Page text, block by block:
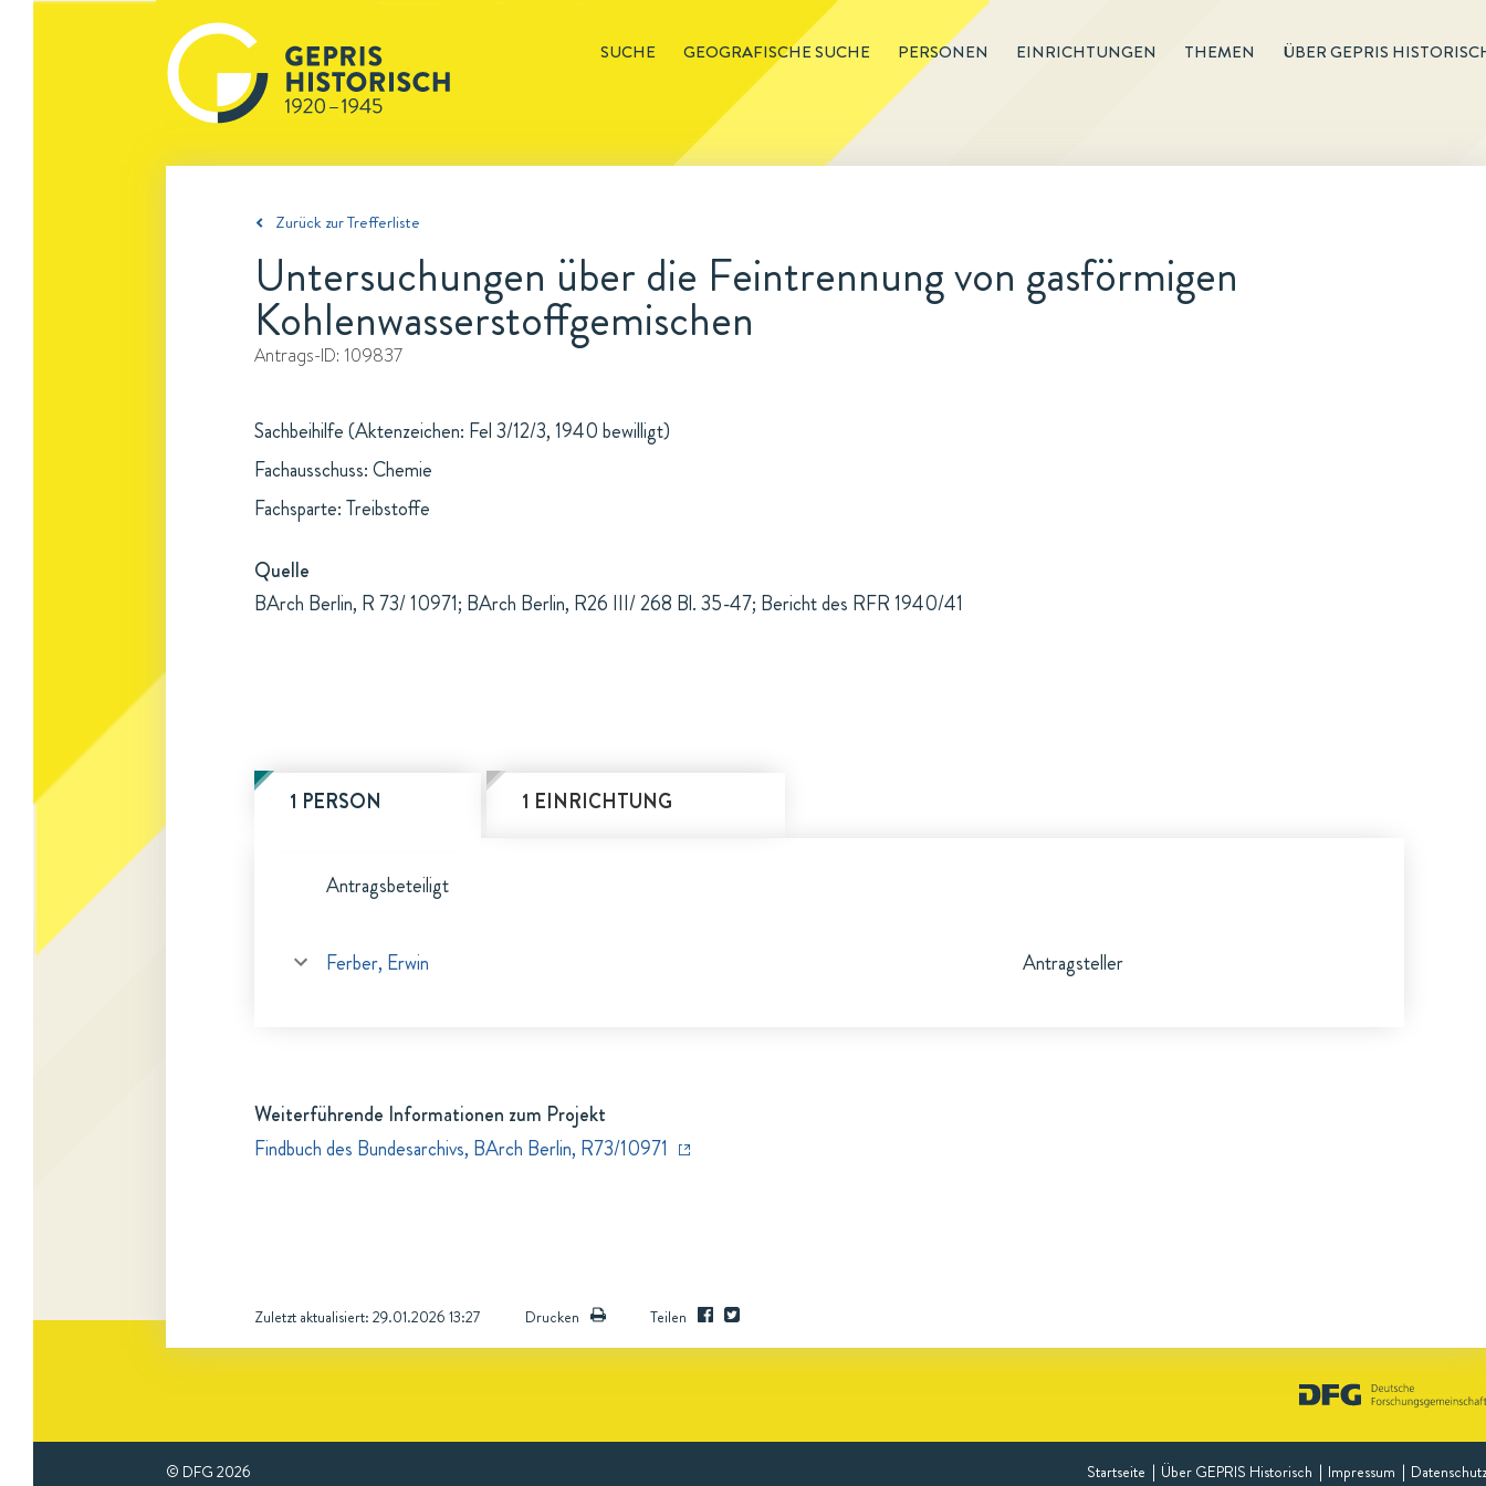
SUCHE GEOGRAFISCHE SUCHE PERSONEN EINRICHTUNGEN THEMEN ÜBER GEPRIS
Zurück zur Trefferliste
Untersuchungen über die Feintrennung von gasförmigen
Kohlenwasserstoffgemischen
Antrags-ID: 109837
Sachbeihilfe (Aktenzeichen: Fel 3/12/3, 1940 bewilligt)
Fachausschuss: Chemie
Fachsparte: Treibstoffe
Quelle
BArch Berlin, R 73/ 10971; BArch Berlin, R26 III/ 268 Bl. 35-47; Bericht des RFR 1940/41
1 PERSON 1 EINRICHTUNG
Antragsbeteiligt
Ferber, Erwin Antragsteller
Weiterführende Informationen zum Projekt
Findbuch des Bundesarchivs, BArch Berlin, R73/10971
Zuletzt aktualisiert: 29.01.2026 13:27 Drucken Teilen
© DFG 2026 Startseite Über GEPRIS Historisch Impressum Datenschutz